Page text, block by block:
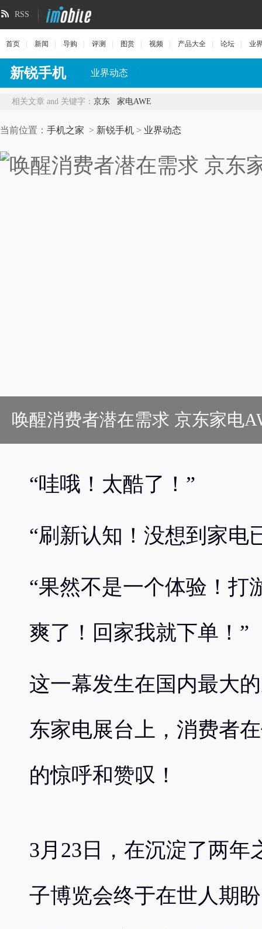
RSS
首页 新闻 导购 评测 图赏 视频 产品大全 论坛 业
新锐手机 业界动态
相关文章 and 关键字： 京东 家电AWE
当前位置： 手机之家 > 新锐手机 > 业界动态
唤醒消费者潜在需求 京东家电
“哇哦！太酷了！”
“刷新认知！没想到家电
“果然不是一个体验！打
爽了！回家我就下单！”
这一幕发生在国内最大
东家电展台上，消费者
的惊呼和赞叹！
3月23日，在沉淀了两
子博览会终于在世人期